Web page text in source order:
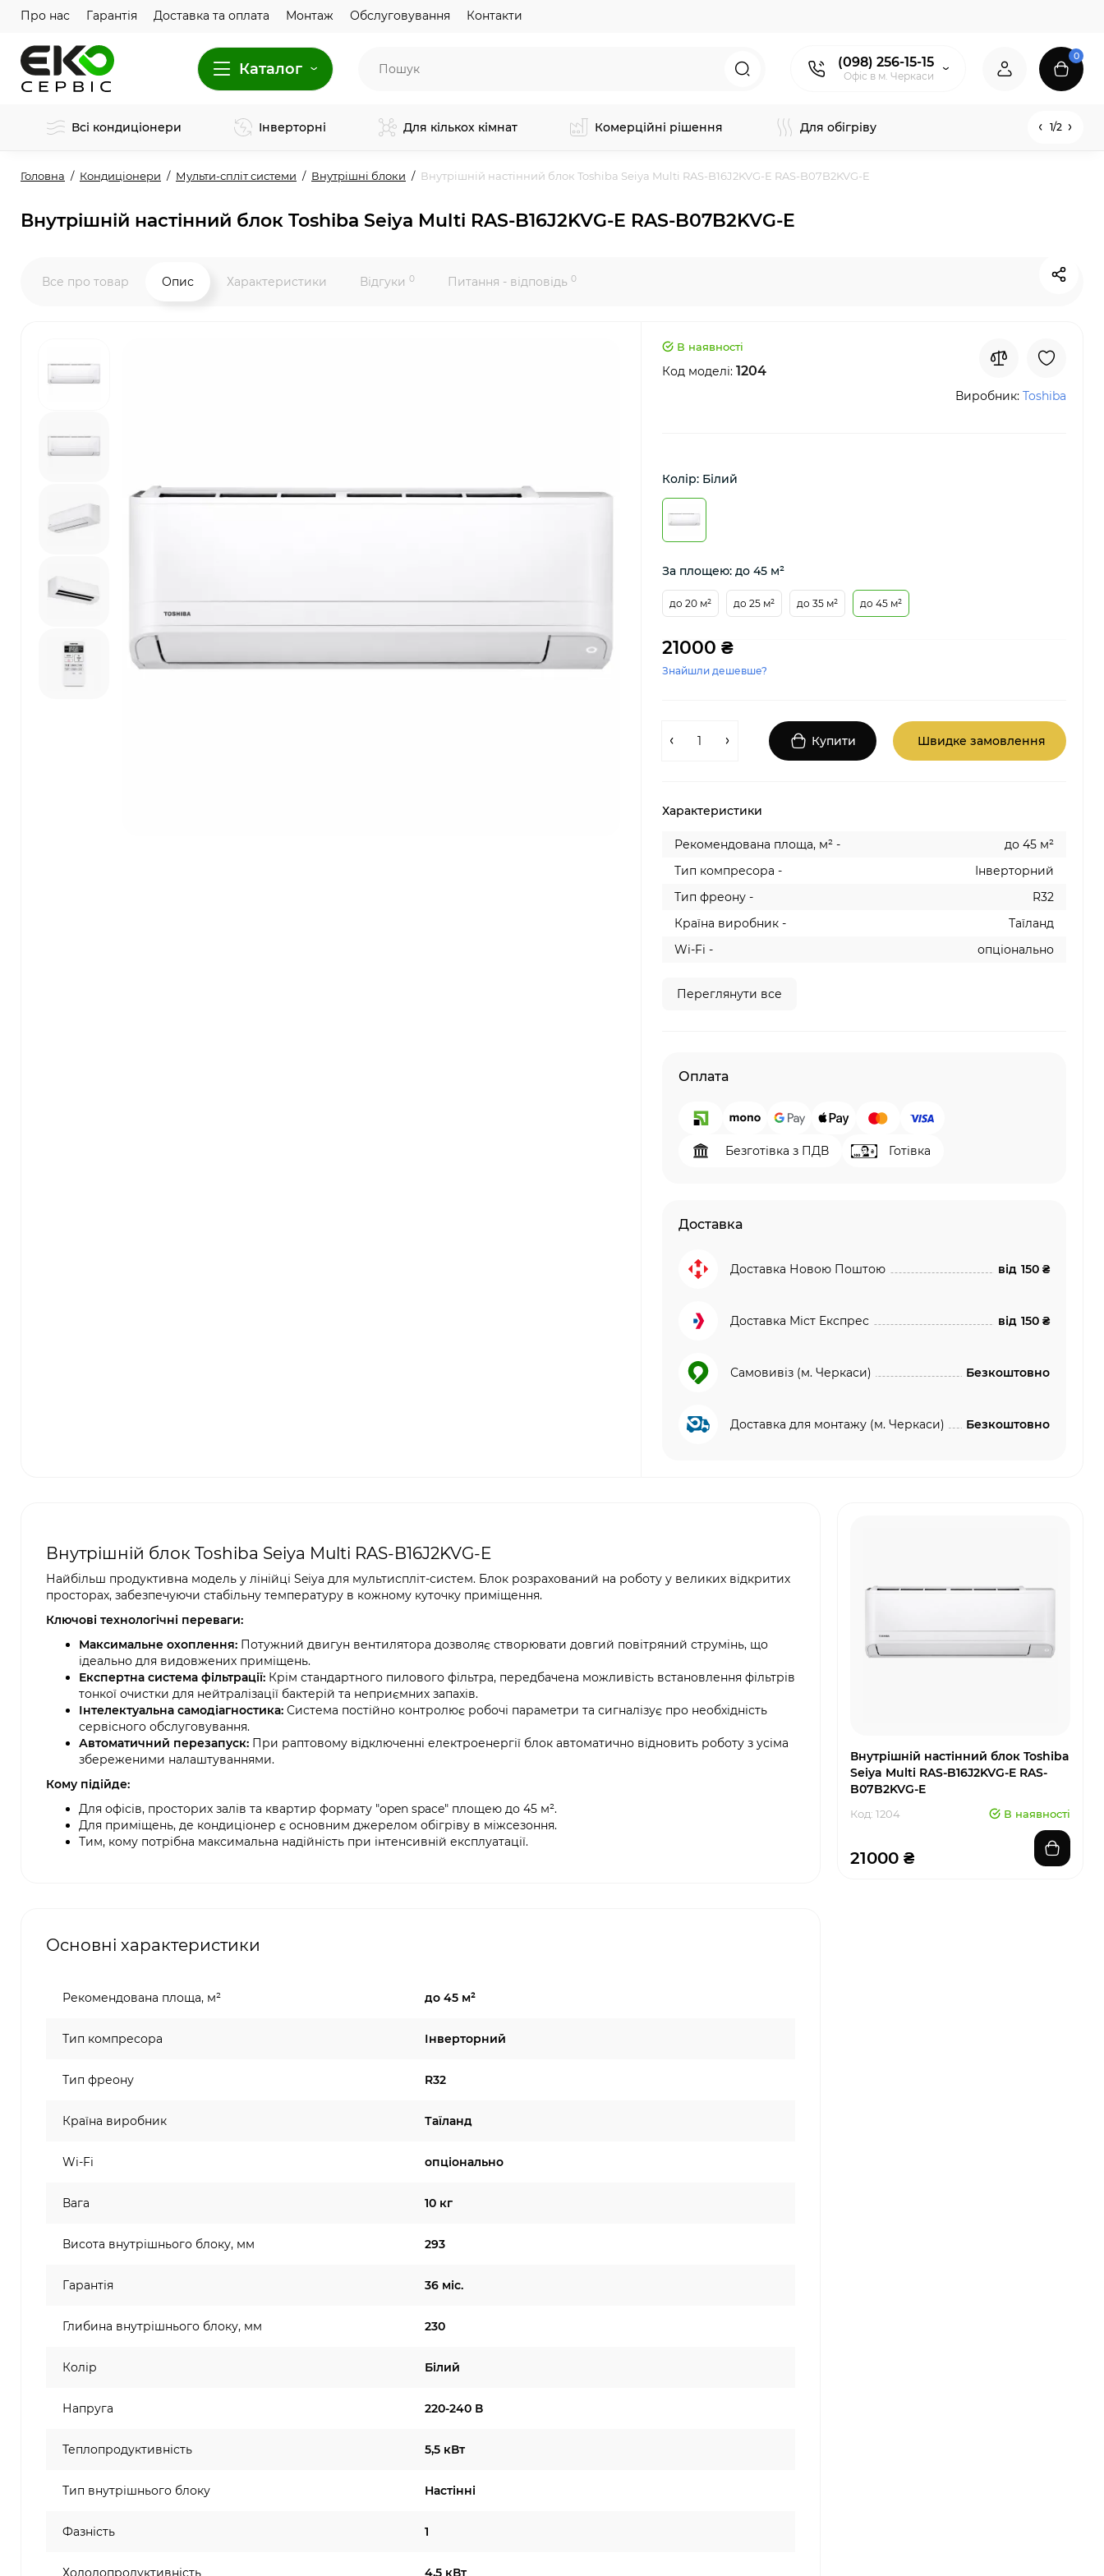
Про нас Гарантія Доставка та оплата Монтаж Обслуговування Контакти
Каталог (098) 256-15-15
Офіс в м. Черкаси
0
Всі кондиціонери Інверторні Для кількох кімнат Комерційні рішення Для обігріву 1/2
Головна Кондиціонери Мульти-спліт системи Внутрішні блоки Внутрішній настінний блок Toshiba Seiya Multi RAS-B16J2KVG-E RAS-B07B2KVG-E
Внутрішній настінний блок Toshiba Seiya Multi RAS-B16J2KVG-E RAS-B07B2KVG-E
Все про товар Опис Характеристики Відгуки 0 Питання - відповідь 0
В наявності
Код моделі: 1204
Виробник: Toshiba
Колір: Білий
За площею: до 45 м²
до 20 м² до 25 м² до 35 м² до 45 м²
21000 ₴
Знайшли дешевше?
Купити Швидке замовлення
Характеристики
Рекомендована площа, м² -
до 45 м²
Тип компресора -
Інверторний
Тип фреону -
R32
Країна виробник -
Таїланд
Wi-Fi -
опціонально
Переглянути все
Оплата
Безготівка з ПДВ Готівка
Доставка
Доставка Новою Поштою від 150 ₴
Доставка Міст Експрес від 150 ₴
Самовивіз (м. Черкаси) Безкоштовно
Доставка для монтажу (м. Черкаси) Безкоштовно
Внутрішній блок Toshiba Seiya Multi RAS-B16J2KVG-E
Найбільш продуктивна модель у лінійці Seiya для мультиспліт-систем. Блок розрахований на роботу у великих відкритих
просторах, забезпечуючи стабільну температуру в кожному куточку приміщення.
Ключові технологічні переваги:
Максимальне охоплення: Потужний двигун вентилятора дозволяє створювати довгий повітряний струмінь, що
ідеально для видовжених приміщень.
Експертна система фільтрації: Крім стандартного пилового фільтра, передбачена можливість встановлення фільтрів
тонкої очистки для нейтралізації бактерій та неприємних запахів.
Інтелектуальна самодіагностика: Система постійно контролює робочі параметри та сигналізує про необхідність
сервісного обслуговування.
Автоматичний перезапуск: При раптовому відключенні електроенергії блок автоматично відновить роботу з усіма
збереженими налаштуваннями.
Кому підійде:
Для офісів, просторих залів та квартир формату "open space" площею до 45 м².
Для приміщень, де кондиціонер є основним джерелом обігріву в міжсезоння.
Тим, кому потрібна максимальна надійність при інтенсивній експлуатації.
Основні характеристики
Рекомендована площа, м² до 45 м²
Тип компресора Інверторний
Тип фреону R32
Країна виробник Таїланд
Wi-Fi опціонально
Вага 10 кг
Висота внутрішнього блоку, мм 293
Гарантія 36 міс.
Глибина внутрішнього блоку, мм 230
Колір Білий
Напруга 220-240 В
Теплопродуктивність 5,5 кВт
Тип внутрішнього блоку Настінні
Фазність 1
Холодопродуктивність 4,5 кВт
Внутрішній настінний блок Toshiba
Seiya Multi RAS-B16J2KVG-E RAS-
B07B2KVG-E
Код: 1204 В наявності
21000 ₴